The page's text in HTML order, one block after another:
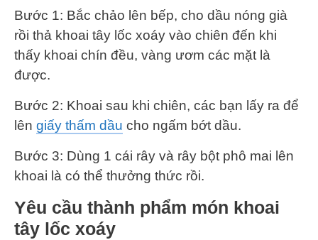
Bước 1: Bắc chảo lên bếp, cho dầu nóng già
rồi thả khoai tây lốc xoáy vào chiên đến khi
thấy khoai chín đều, vàng ươm các mặt là
được.
Bước 2: Khoai sau khi chiên, các bạn lấy ra để
lên giấy thấm dầu cho ngấm bớt dầu.
Bước 3: Dùng 1 cái rây và rây bột phô mai lên
khoai là có thể thưởng thức rồi.
Yêu cầu thành phẩm món khoai
tây lốc xoáy